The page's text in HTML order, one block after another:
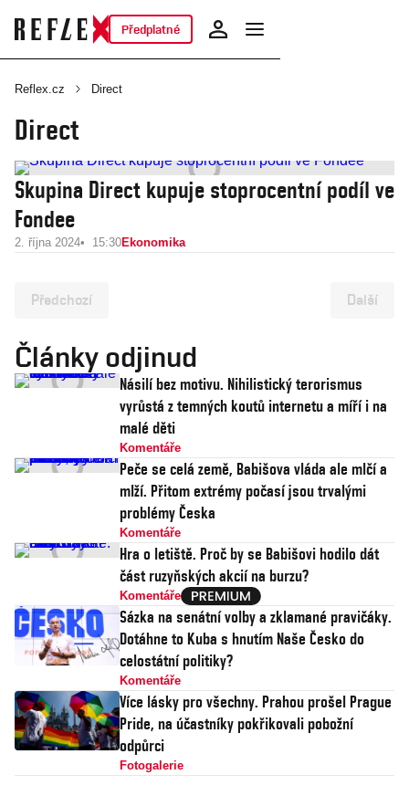
Předplatné
Reflex.cz Direct
Direct
Skupina Direct kupuje stoprocentní podíl ve
Fondee
2. října 2024 15:30Ekonomika
Předchozí Další
Články odjinud
Násilí bez motivu. Nihilistický terorismus
vyrůstá z temných koutů internetu a míří i na
malé děti
Komentáře
Peče se celá země, Babišova vláda ale mlčí a
mlží. Přitom extrémy počasí jsou trvalými
problémy Česka
Komentáře
Hra o letiště. Proč by se Babišovi hodilo dát
část ruzyňských akcií na burzu?
Komentáře
Sázka na senátní volby a zklamané pravičáky.
Dotáhne to Kuba s hnutím Naše Česko do
celostátní politiky?
Komentáře
Více lásky pro všechny. Prahou prošel Prague
Pride, na účastníky pokřikovali pobožní
odpůrci
Fotogalerie